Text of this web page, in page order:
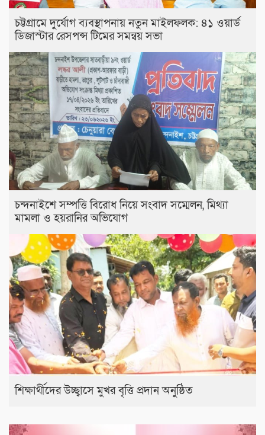
চট্টগ্রামে দুর্যোগ ব্যবস্থাপনায় নতুন মাইলফলক: ৪১ ওয়ার্ড
ডিজাস্টার রেসপন্স টিমের সমন্বয় সভা
চন্দনাইশে সম্পত্তি বিরোধ নিয়ে সংবাদ সম্মেলন, মিথ্যা
মামলা ও হয়রানির অভিযোগ
শিক্ষার্থীদের উচ্ছ্বাসে মুখর বৃত্তি প্রদান অনুষ্ঠিত